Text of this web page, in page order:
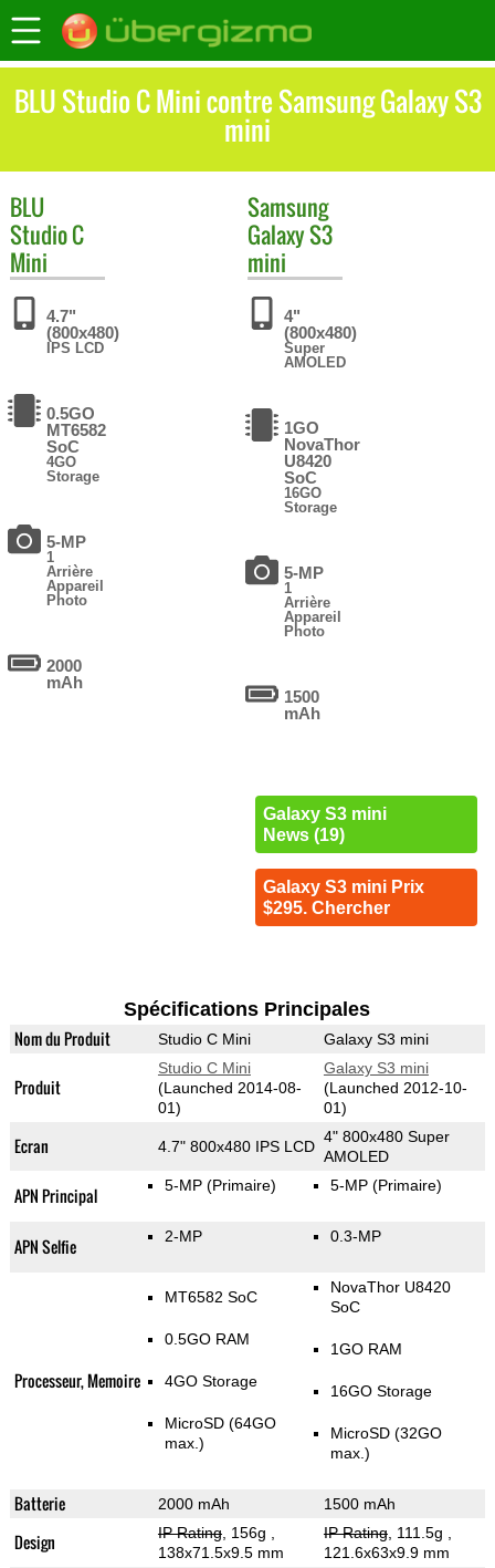
BLU Studio C Mini contre Samsung Galaxy S3
mini
BLU
Studio C
Mini
4.7"
(800x480)
IPS LCD
0.5GO
MT6582
SoC
4GO
Storage
5-MP
1
Arrière
Appareil
Photo
2000
mAh
Samsung
Galaxy S3
mini
4"
(800x480)
Super
AMOLED
1GO
NovaThor
U8420
SoC
16GO
Storage
5-MP
1
Arrière
Appareil
Photo
1500
mAh
Galaxy S3 mini
News (19)
Galaxy S3 mini Prix
$295. Chercher
Spécifications Principales
Nom du Produit Studio C Mini Galaxy S3 mini
Produit
Studio C Mini
(Launched 2014-08-
01)
Galaxy S3 mini
(Launched 2012-10-
01)
Ecran 4.7" 800x480 IPS LCD
4" 800x480 Super
AMOLED
APN Principal 5-MP (Primaire) 5-MP (Primaire)
APN Selfie 2-MP 0.3-MP
Processeur, Memoire
MT6582 SoC
0.5GO RAM
4GO Storage
MicroSD (64GO
max.)
NovaThor U8420
SoC
1GO RAM
16GO Storage
MicroSD (32GO
max.)
Batterie 2000 mAh 1500 mAh
Design IP Rating, 156g
138x71.5x9.5 mm
IP Rating, 111.5g
121.6x63x9.9 mm